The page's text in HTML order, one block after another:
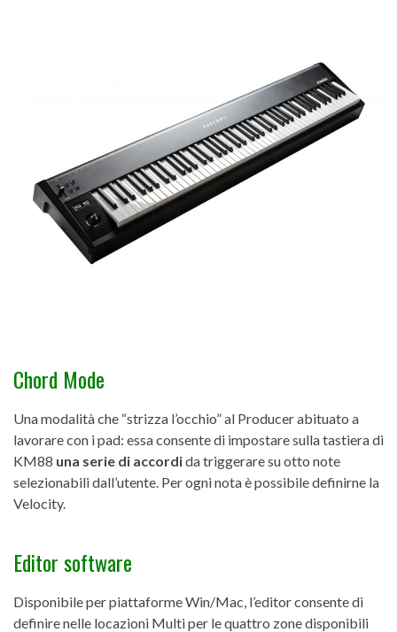
Chord Mode
Una modalità che “strizza l’occhio” al Producer abituato a
lavorare con i pad: essa consente di impostare sulla tastiera di
KM88 una serie di accordida triggerare su otto note
selezionabili dall’utente. Per ogni nota è possibile definirne la
Velocity.
Editor software
Disponibile per piattaforme Win/Mac, l’editor consente di
definire nelle locazioni Multi per le quattro zone disponibili